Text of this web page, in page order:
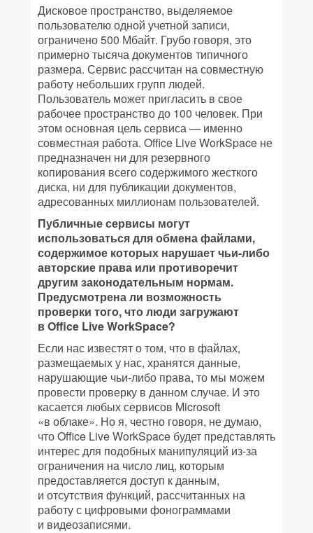
Дисковое пространство, выделяемое
пользователю одной учетной записи,
ограничено 500 Мбайт. Грубо говоря, это
примерно тысяча документов типичного
размера. Сервис рассчитан на совместную
работу небольших групп людей.
Пользователь может пригласить в свое
рабочее пространство до 100 человек. При
этом основная цель сервиса — именно
совместная работа. Office Live WorkSpace не
предназначен ни для резервного
копирования всего содержимого жесткого
диска, ни для публикации документов,
адресованных миллионам пользователей.
Публичные сервисы могут
использоваться для обмена файлами,
содержимое которых нарушает чьи-либо
авторские права или противоречит
другим законодательным нормам.
Предусмотрена ли возможность
проверки того, что люди загружают
в Office Live WorkSpace?
Если нас известят о том, что в файлах,
размещаемых у нас, хранятся данные,
нарушающие чьи-либо права, то мы можем
провести проверку в данном случае. И это
касается любых сервисов Microsoft
«в облаке». Но я, честно говоря, не думаю,
что Office Live WorkSpace будет представлять
интерес для подобных манипуляций из-за
ограничения на число лиц, которым
предоставляется доступ к данным,
и отсутствия функций, рассчитанных на
работу с цифровыми фонограммами
и видеозаписями.